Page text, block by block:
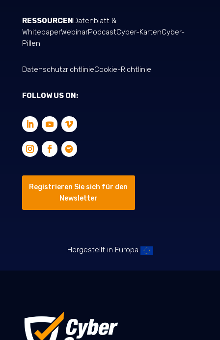
RESSOURCENDatenblatt &
WhitepaperWebinarPodcastCyber-KartenCyber-
Pillen
DatenschutzrichtlinieCookie-Richtlinie
FOLLOW US ON:
Registrieren Sie sich für den
Newsletter
Hergestellt in Europa